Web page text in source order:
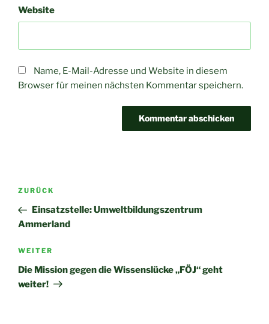
Website
Name, E-Mail-Adresse und Website in diesem
Browser für meinen nächsten Kommentar speichern.
Beitragsnavigation
Vorheriger
Beitrag
ZURÜCK
Einsatzstelle: Umweltbildungszentrum
Ammerland
Nächster
Beitrag
WEITER
Die Mission gegen die Wissenslücke „FÖJ“ geht
weiter!